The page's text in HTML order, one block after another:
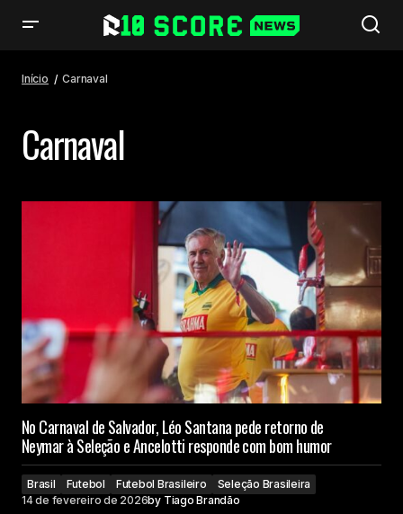
Início Carnaval
Carnaval
No Carnaval de Salvador, Léo Santana pede retorno de
Neymar à Seleção e Ancelotti responde com bom humor
Brasil Futebol Futebol Brasileiro
Seleção Brasileira
14 de fevereiro de 2026by Tiago Brandão